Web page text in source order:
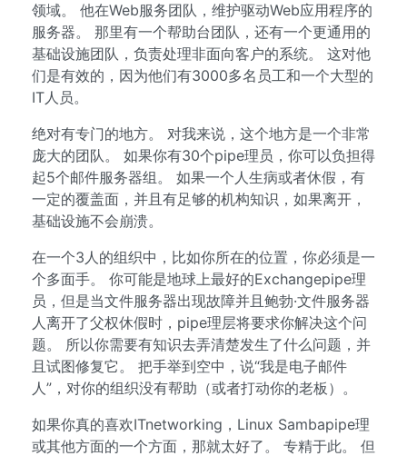
领域。 他在Web服务团队，维护驱动Web应用程序的
服务器。 那里有一个帮助台团队，还有一个更通用的
基础设施团队，负责处理非面向客户的系统。 这对他
们是有效的，因为他们有3000多名员工和一个大型的
IT人员。
绝对有专门的地方。 对我来说，这个地方是一个非常
庞大的团队。 如果你有30个pipe理员，你可以负担得
起5个邮件服务器组。 如果一个人生病或者休假，有
一定的覆盖面，并且有足够的机构知识，如果离开，
基础设施不会崩溃。
在一个3人的组织中，比如你所在的位置，你必须是一
个多面手。 你可能是地球上最好的Exchangepipe理
员，但是当文件服务器出现故障并且鲍勃·文件服务器
人离开了父权休假时，pipe理层将要求你解决这个问
题。 所以你需要有知识去弄清楚发生了什么问题，并
且试图修复它。 把手举到空中，说“我是电子邮件
人”，对你的组织没有帮助（或者打动你的老板）。
如果你真的喜欢ITnetworking，Linux Sambapipe理
或其他方面的一个方面，那就太好了。 专精于此。 但